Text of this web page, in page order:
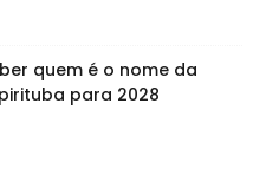
quem é o nome da
para 2028